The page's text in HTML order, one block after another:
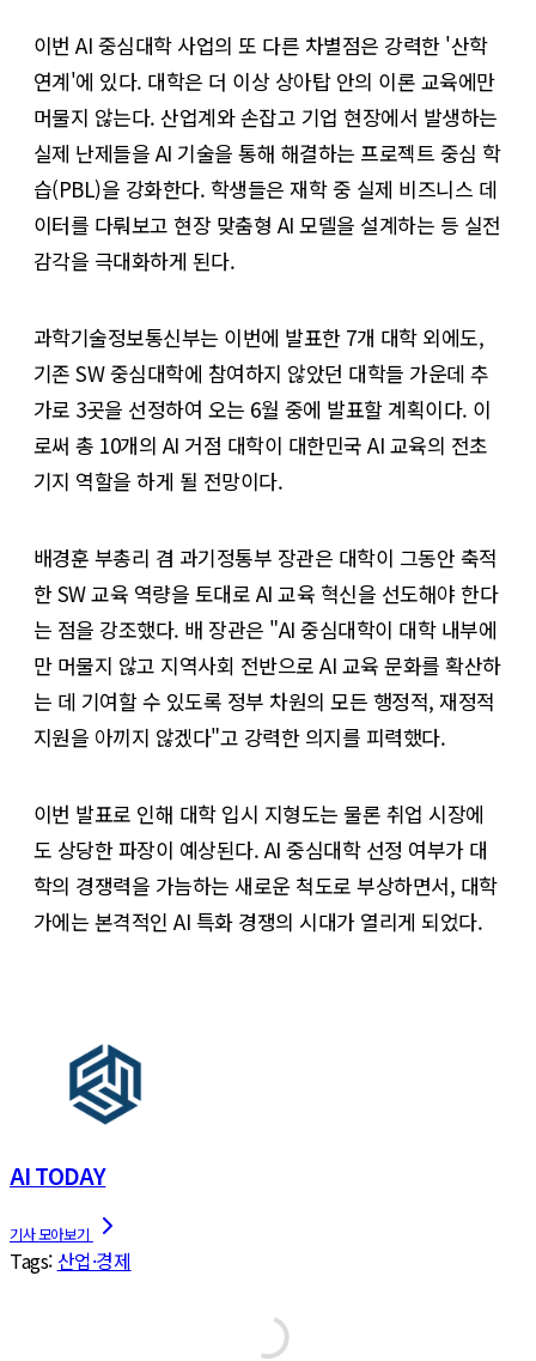
이번 AI 중심대학 사업의 또 다른 차별점은 강력한 '산학
연계'에 있다. 대학은 더 이상 상아탑 안의 이론 교육에만
머물지 않는다. 산업계와 손잡고 기업 현장에서 발생하는
실제 난제들을 AI 기술을 통해 해결하는 프로젝트 중심 학
습(PBL)을 강화한다. 학생들은 재학 중 실제 비즈니스 데
이터를 다뤄보고 현장 맞춤형 AI 모델을 설계하는 등 실전
감각을 극대화하게 된다.
과학기술정보통신부는 이번에 발표한 7개 대학 외에도,
기존 SW 중심대학에 참여하지 않았던 대학들 가운데 추
가로 3곳을 선정하여 오는 6월 중에 발표할 계획이다. 이
로써 총 10개의 AI 거점 대학이 대한민국 AI 교육의 전초
기지 역할을 하게 될 전망이다.
배경훈 부총리 겸 과기정통부 장관은 대학이 그동안 축적
한 SW 교육 역량을 토대로 AI 교육 혁신을 선도해야 한다
는 점을 강조했다. 배 장관은 "AI 중심대학이 대학 내부에
만 머물지 않고 지역사회 전반으로 AI 교육 문화를 확산하
는 데 기여할 수 있도록 정부 차원의 모든 행정적, 재정적
지원을 아끼지 않겠다"고 강력한 의지를 피력했다.
이번 발표로 인해 대학 입시 지형도는 물론 취업 시장에
도 상당한 파장이 예상된다. AI 중심대학 선정 여부가 대
학의 경쟁력을 가늠하는 새로운 척도로 부상하면서, 대학
가에는 본격적인 AI 특화 경쟁의 시대가 열리게 되었다.
AI TODAY
Tags: 산업·경제